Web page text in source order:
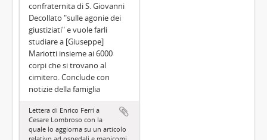
confraternita di S. Giovanni
Decollato "sulle agonie dei
giustiziati" e vuole farli
studiare a [Giuseppe]
Mariotti insieme ai 6000
corpi che si trovano al
cimitero. Conclude con
notizie della famiglia
Lettera di Enrico Ferri a
Cesare Lombroso con la
quale lo aggiorna su un articolo